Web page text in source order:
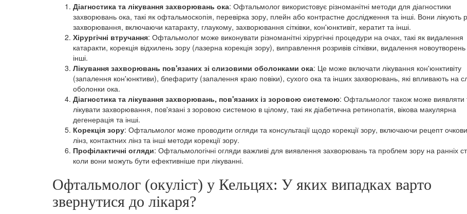
Діагностика та лікування захворювань ока: Офтальмолог використовує різноманітні методи для діагностики
захворювань ока, такі як офтальмоскопія, перевірка зору, плейн або контрастне дослідження та інші. Вони лікують
захворювання, включаючи катаракту, глаукому, захворювання сітківки, кон'юнктивіт, кератит та інші.
Хірургічні втручання: Офтальмолог може виконувати різноманітні хірургічні процедури на очах, такі як видалення
катаракти, корекція відхилень зору (лазерна корекція зору), виправлення розривів сітківки, видалення новоутворень
інші.
Лікування захворювань пов'язаних зі слизовими оболонками ока: Це може включати лікування кон'юнктивіту
(запалення кон'юнктиви), блефариту (запалення краю повіки), сухого ока та інших захворювань, які впливають на
оболонки ока.
Діагностика та лікування захворювань, пов'язаних із зоровою системою: Офтальмолог також може виявляти
лікувати захворювання, пов'язані з зоровою системою в цілому, такі як діабетична ретинопатія, вікова макулярна
дегенерація та інші.
Корекція зору: Офтальмолог може проводити огляди та консультації щодо корекції зору, включаючи рецепт
лінз, контактних лінз та інші методи корекції зору.
Профілактичні огляди: Офтальмологічні огляди важливі для виявлення захворювань та проблем зору на ранніх
коли вони можуть бути ефективніше при лікуванні.
Офтальмолог (окуліст) у Кельцях: У яких випадках варто
звернутися до лікаря?